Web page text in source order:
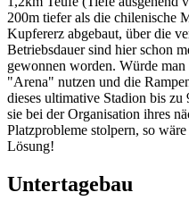
200m tiefer als die chilenische
Kupfererz abgebaut, über die
Betriebsdauer sind hier schon
gewonnen worden. Würde
"Arena" nutzen und die
dieses ultimative Stadion bis
sie bei der Organisation ihres
Platzprobleme stolpern, so
Lösung!
Untertagebau